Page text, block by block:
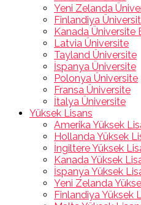
Yeni Zelanda
Finlandiya
Kanada Üniversite
Latvia Üniversite
Tayland Üniversite
İspanya Üniversite
Polonya Üniversite
Fransa Üniversite
İtalya Üniversite
Yüksek Lisans
Amerika Yüksek
Hollanda Yüksek
İngiltere Yüksek
Kanada Yüksek
İspanya Yüksek
Yeni Zelanda
Finlandiya Yüksek